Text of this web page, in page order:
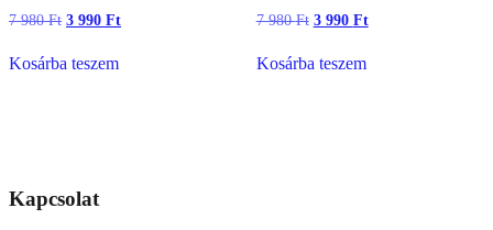
7 980Ft Original
7
3 990 FtCurrent
Kosárba teszem
7 980Ft Original
7
3 990 FtCurrent
Kosárba teszem
Kapcsolat